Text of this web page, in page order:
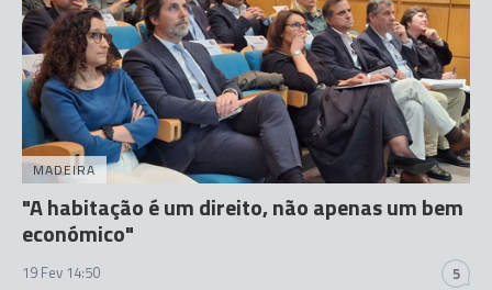
MADEIRA
"A habitação é um direito, não apenas um bem
económico"
19 Fev 14:50 5